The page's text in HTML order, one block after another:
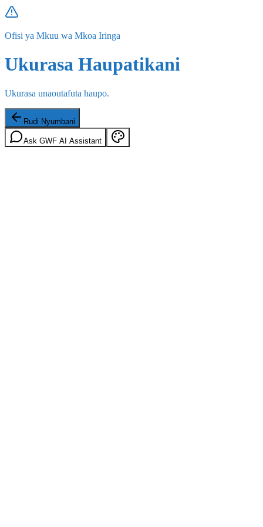
Ofisi ya Mkuu wa Mkoa Iringa
Ukurasa Haupatikani
Ukurasa unaoutafuta haupo.
Rudi Nyumbani
Ask GWF AI Assistant